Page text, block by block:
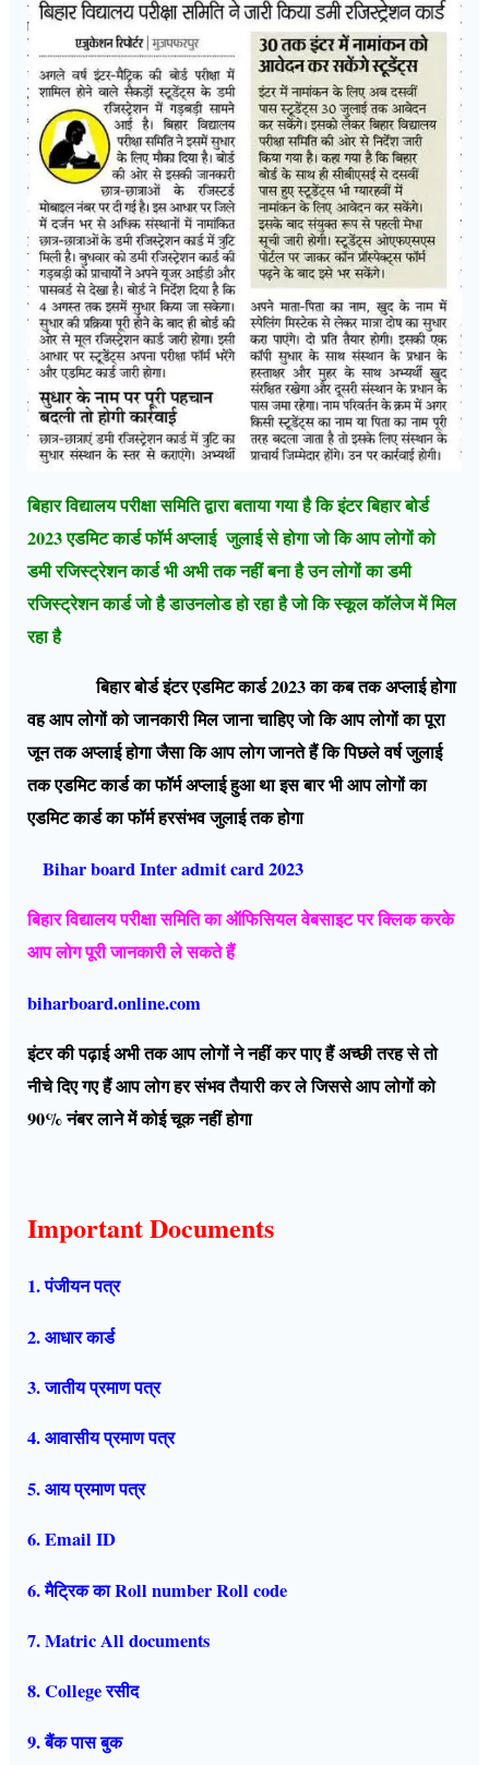
बिहार विद्यालय परीक्षा समिति द्वारा बताया गया है कि इंटर बिहार बोर्ड
2023 एडमिट कार्ड फॉर्म अप्लाई जुलाई से होगा जो कि आप लोगों को
डमी रजिस्ट्रेशन कार्ड भी अभी तक नहीं बना है उन लोगों का डमी
रजिस्ट्रेशन कार्ड जो है डाउनलोड हो रहा है जो कि स्कूल कॉलेज में मिल
रहा है
बिहार बोर्ड इंटर एडमिट कार्ड 2023 का कब तक अप्लाई होगा
वह आप लोगों को जानकारी मिल जाना चाहिए जो कि आप लोगों का पूरा
जून तक अप्लाई होगा जैसा कि आप लोग जानते हैं कि पिछले वर्ष जुलाई
तक एडमिट कार्ड का फॉर्म अप्लाई हुआ था इस बार भी आप लोगों का
एडमिट कार्ड का फॉर्म हरसंभव जुलाई तक होगा
Bihar board Inter admit card 2023
बिहार विद्यालय परीक्षा समिति का ऑफिसियल वेबसाइट पर क्लिक करके
आप लोग पूरी जानकारी ले सकते हैं
biharboard.online.com
इंटर की पढ़ाई अभी तक आप लोगों ने नहीं कर पाए हैं अच्छी तरह से तो
नीचे दिए गए हैं आप लोग हर संभव तैयारी कर ले जिससे आप लोगों को
90% नंबर लाने में कोई चूक नहीं होगा
Important Documents
1. पंजीयन पत्र
2. आधार कार्ड
3. जातीय प्रमाण पत्र
4. आवासीय प्रमाण पत्र
5. आय प्रमाण पत्र
6. Email ID
6. मैट्रिक का Roll number Roll code
7. Matric All documents
8. College रसीद
9. बैंक पास बुक